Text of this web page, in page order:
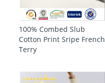
100% Combed Slub
Cotton Print Sripe French
Terry